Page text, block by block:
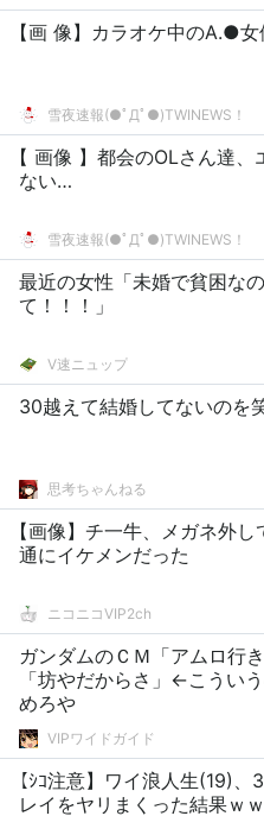
【画 像】カラオケ中のA.●
雪夜速報(●ﾟДﾟ●)TWINEWS！
【 画像 】都会のOLさん達
ない…
雪夜速報(●ﾟДﾟ●)TWINEWS！
最近の女性「未婚で貧困な
て！！！」
V速ニュップ
30越えて結婚してないのを
思考ちゃんねる
【画像】チ一牛、メガネ外
通にイケメンだった
ニコニコVIP2ch
ガンダムのＣＭ「アムロ行き
「坊やだからさ」←こうい
めろや
VIPワイドガイド
【ｼｺ注意】ワイ浪人生(19)
レイをヤリまくった結果ｗ